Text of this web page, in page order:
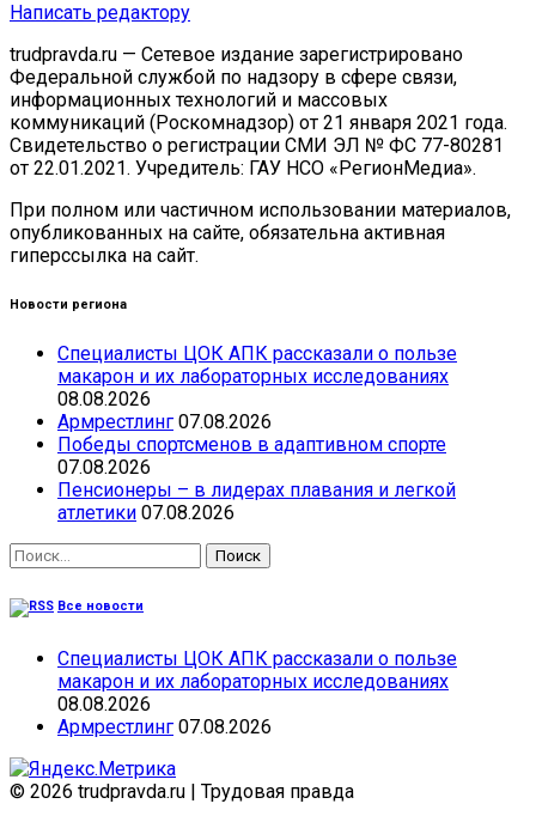
Написать редактору
trudpravda.ru — Сетевое издание зарегистрировано
Федеральной службой по надзору в сфере связи,
информационных технологий и массовых
коммуникаций (Роскомнадзор) от 21 января 2021 года.
Свидетельство о регистрации СМИ ЭЛ № ФС 77-80281
от 22.01.2021. Учредитель: ГАУ НСО «РегионМедиа».
При полном или частичном использовании материалов,
опубликованных на сайте, обязательна активная
гиперссылка на сайт.
Новости региона
Специалисты ЦОК АПК рассказали о пользе
макарон и их лабораторных исследованиях
08.08.2026
Армрестлинг 07.08.2026
Победы спортсменов в адаптивном спорте
07.08.2026
Пенсионеры – в лидерах плавания и легкой
атлетики 07.08.2026
Найти:
Все новости
Специалисты ЦОК АПК рассказали о пользе
макарон и их лабораторных исследованиях
08.08.2026
Армрестлинг 07.08.2026
© 2026 trudpravda.ru | Трудовая правда